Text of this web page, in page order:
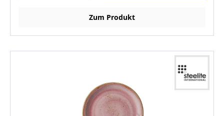
Zum Produkt